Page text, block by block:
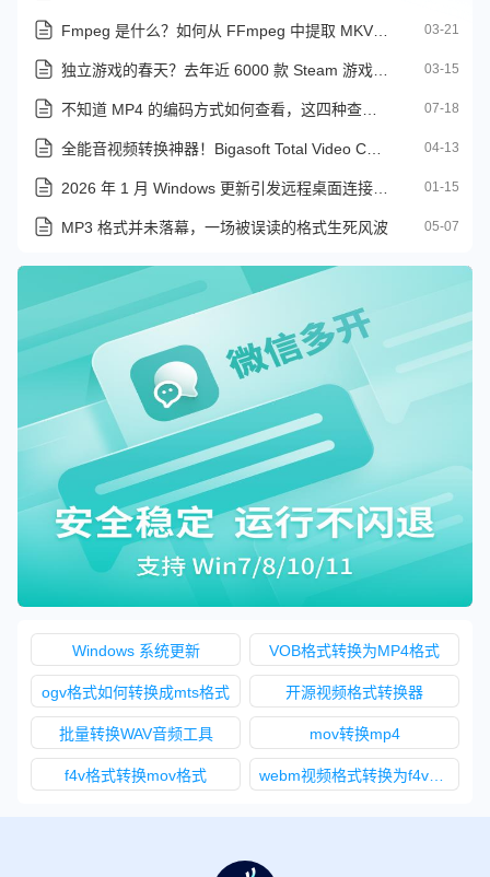
Fmpeg 是什么？如何从 FFmpeg 中提取 MKV 视频中的音频 03-21
独立游戏的春天？去年近 6000 款 Steam 游戏收入超 10 万美元 03-15
不知道 MP4 的编码方式如何查看，这四种查看编码方式收好了 07-18
全能音视频转换神器！Bigasoft Total Video Converter 为什么值得用 04-13
2026 年 1 月 Windows 更新引发远程桌面连接问题 01-15
MP3 格式并未落幕，一场被误读的格式生死风波 05-07
Windows 系统更新 VOB格式转换为MP4格式
ogv格式如何转换成mts格式 开源视频格式转换器
批量转换WAV音频工具 mov转换mp4
f4v格式转换mov格式 webm视频格式转换为f4v格式